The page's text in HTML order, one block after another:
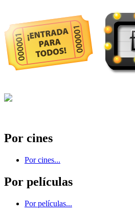
Por cines
Por cines...
Por películas
Por películas...